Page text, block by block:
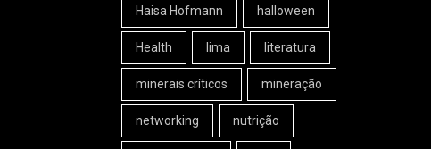
Haisa Hofmann halloween
Health lima literatura
minerais críticos mineração
networking nutrição